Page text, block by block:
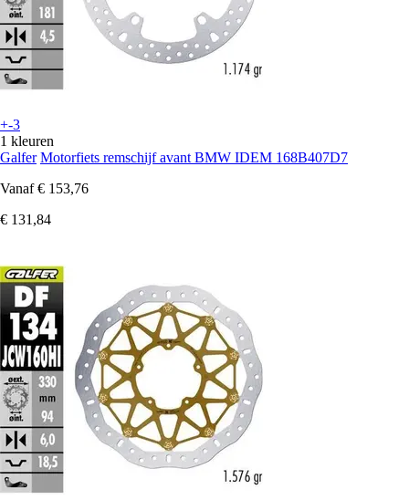
+-3
1 kleuren
Galfer Motorfiets remschijf avant BMW IDEM 168B407D7
Vanaf € 153,76
€ 131,84